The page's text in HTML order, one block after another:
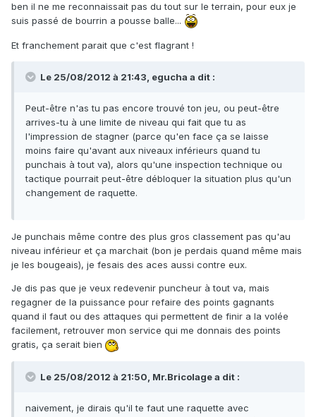
ben il ne me reconnaissait pas du tout sur le terrain, pour eux je
suis passé de bourrin a pousse balle...
Et franchement parait que c'est flagrant !
Le 25/08/2012 à 21:43, egucha a dit :
Peut-être n'as tu pas encore trouvé ton jeu, ou peut-être
arrives-tu à une limite de niveau qui fait que tu as
l'impression de stagner (parce qu'en face ça se laisse
moins faire qu'avant aux niveaux inférieurs quand tu
punchais à tout va), alors qu'une inspection technique ou
tactique pourrait peut-être débloquer la situation plus qu'un
changement de raquette.
Je punchais même contre des plus gros classement pas qu'au
niveau inférieur et ça marchait (bon je perdais quand même mais
je les bougeais), je fesais des aces aussi contre eux.
Je dis pas que je veux redevenir puncheur à tout va, mais
regagner de la puissance pour refaire des points gagnants
quand il faut ou des attaques qui permettent de finir a la volée
facilement, retrouver mon service qui me donnais des points
gratis, ça serait bien
Le 25/08/2012 à 21:50, Mr.Bricolage a dit :
naivement, je dirais qu'il te faut une raquette avec